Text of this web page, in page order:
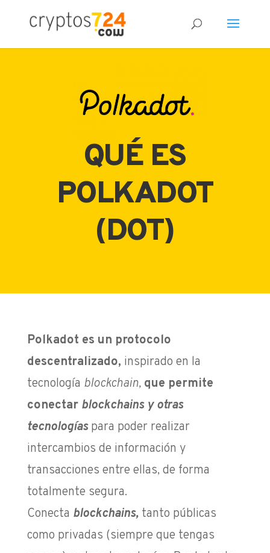
QUÉ ES
POLKADOT
(DOT)
Polkadot es un protocolo
descentralizado, inspirado en la
tecnología blockchain, que permite
conectar blockchains y otras
tecnologíaspara poder realizar
intercambios de información y
transacciones entre ellas, de forma
totalmente segura.
Conecta blockchains,tanto públicas
como privadas (siempre que tengas